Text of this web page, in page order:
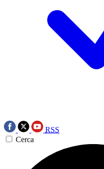
RSS
Cerca